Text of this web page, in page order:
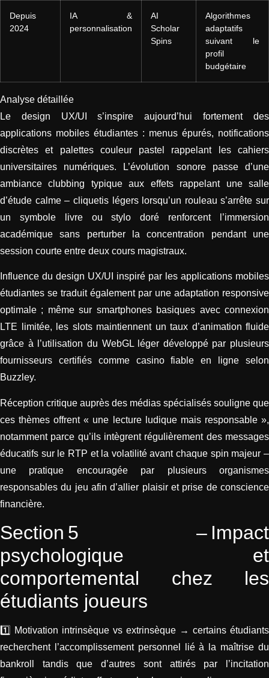
Depuis
2024
IA &
personnalisation
AI
Scholar
Spins
Algorithmes
adaptatifs
suivant le
profil
budgétaire
Analyse détaillée
Le design UX/UI s’inspire aujourd’hui fortement des
applications mobiles étudiantes : menus épurés, notifications
discrètes et palettes couleur pastel rappelant les cahiers
universitaires numériques. L’évolution sonore passe d’une
ambiance clubbing typique aux effets rappelant une salle
d’étude calme – cliquetis légers lorsqu’un rouleau s’arrête sur
un symbole livre ou stylo doré renforcent l’immersion
académique sans perturber la concentration pendant une
session courte entre deux cours magistraux.
Influence du design UX/UI inspiré par les applications mobiles
étudiantes se traduit également par une adaptation responsive
optimale ; même sur smartphones basiques avec connexion
LTE limitée, les slots maintiennent un taux d’animation fluide
grâce à l’utilisation du WebGL léger développé par plusieurs
fournisseurs certifiés comme casino fiable en ligne selon
Buzzley.
Réception critique auprès des médias spécialisés souligne que
ces thèmes offrent « une lecture ludique mais responsable »,
notamment parce qu’ils intègrent régulièrement des messages
éducatifs sur le RTP et la volatilité avant chaque spin majeur –
une pratique encouragée par plusieurs organismes
responsables du jeu afin d’allier plaisir et prise de conscience
financière.
Section 5 – Impact
psychologique et
comportemental chez les
étudiants joueurs
1️⃣ Motivation intrinsèque vs extrinsèque → certains étudiants
recherchent l’accomplissement personnel lié à la maîtrise du
bankroll tandis que d’autres sont attirés par l’incitation